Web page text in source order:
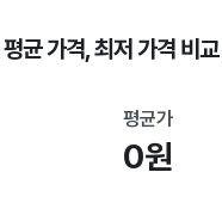
평균 가격, 최저 가격 비
평균가
0원